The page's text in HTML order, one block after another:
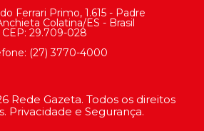
Ferrari Primo, 1.615 - Padre
Colatina/ES - Brasil
CEP: 29.709-028
(27) 3770-4000
Rede Gazeta. Todos os direitos
Privacidade e Segurança.